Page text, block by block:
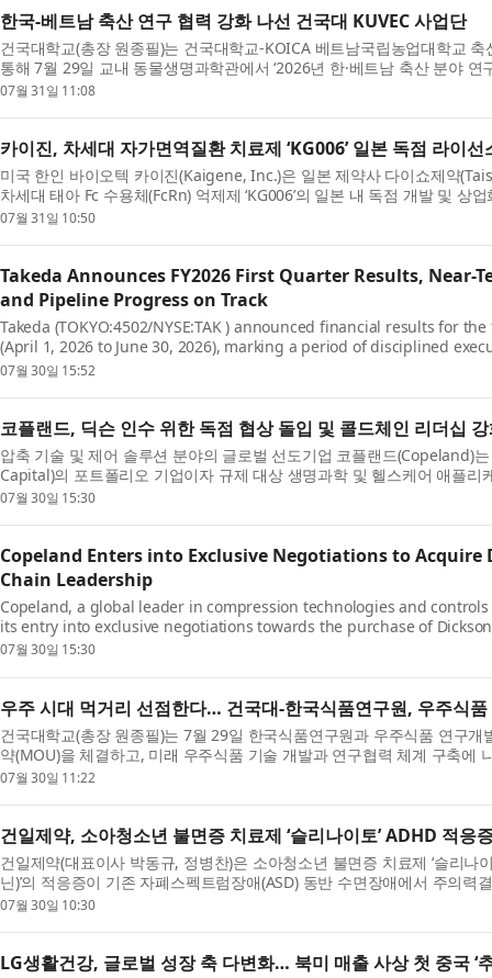
한국-베트남 축산 연구 협력 강화 나선 건국대 KUVEC 사업단
건국대학교(총장 원종필)는 건국대학교-KOICA 베트남국립농업대학교 축
통해 7월 29일 교내 동물생명과학관에서 ‘2026년 한·베트남 축산 분야 연
번 세미나는 양국 연구자들이 최신 연구 성과를 공유하...
07월 31일 11:08
카이진, 차세대 자가면역질환 치료제 ‘KG006’ 일본 독점 라이
미국 한인 바이오텍 카이진(Kaigene, Inc.)은 일본 제약사 다이쇼제약
차세대 태아 Fc 수용체(FcRn) 억제제 ‘KG006’의 일본 내 독점 개발 및 상
했다고 밝혔다. 이번 계약에 따라 다이쇼제약은 ...
07월 31일 10:50
Takeda Announces FY2026 First Quarter Results, Near-
and Pipeline Progress on Track
Takeda (TOKYO:4502/NYSE:TAK ) announced financial results for
(April 1, 2026 to June 30, 2026), marking a period of disciplined
momentum. Takeda leveraged the resilient performance of...
07월 30일 15:52
코플랜드, 딕슨 인수 위한 독점 협상 돌입 및 콜드체인 리더십
압축 기술 및 제어 솔루션 분야의 글로벌 선도기업 코플랜드(Copeland)
Capital)의 포트폴리오 기업이자 규제 대상 생명과학 및 헬스케어 애플리
클라우드 네이티브 소프트웨어 솔루션 제공업체인 딕슨(...
07월 30일 15:30
Copeland Enters into Exclusive Negotiations to Acquire
Chain Leadership
Copeland, a global leader in compression technologies and
its entry into exclusive negotiations towards the purchase of
River Capital and provider of environmental monitoring ...
07월 30일 15:30
우주 시대 먹거리 선점한다… 건국대-한국식품연구원, 우주식
건국대학교(총장 원종필)는 7월 29일 한국식품연구원과 우주식품 연구
약(MOU)을 체결하고, 미래 우주식품 기술 개발과 연구협력 체계 구축에
‘우주기술실용화촉진지원사업’의 일환으로 추진 중인...
07월 30일 11:22
건일제약, 소아청소년 불면증 치료제 ‘슬리나이토’ ADHD 적응
건일제약(대표이사 박동규, 정병찬)은 소아청소년 불면증 치료제 ‘슬리
닌)’의 적응증이 기존 자폐스펙트럼장애(ASD) 동반 수면장애에서 주의력
면장애까지 확대됐다. 이로써 슬리나이토는 국내에서 ADH...
07월 30일 10:30
LG생활건강, 글로벌 성장 축 다변화… 북미 매출 사상 첫 중국 ‘